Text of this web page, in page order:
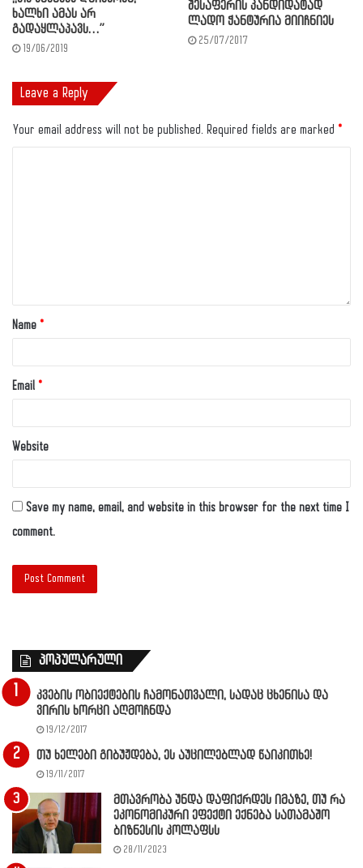
ხალხი ამას არ
გადაყლაპავს…”
19/06/2019
შესაფერის კანდიდატად
ლადო ჭანტურია მიიჩნიეს
25/07/2017
Leave a Reply
Your email address will not be published. Required fields are marked *
Name *
Email *
Website
Save my name, email, and website in this browser for the next time I
comment.
პოპულარული
კვების ობიექტების ჩამონათვალი, სადაც ცხენისა და
ვირის ხორცი აღმოჩნდა
19/12/2017
თუ ხელები გიბუჟდება, ეს აუცილებლად წაიკითხე!
19/11/2017
მთავრობა უნდა დაფიქრდეს იმაზე, თუ რა
ეკონომიკური ეფექტი ექნება სათამაშო
ბიზნესის კოლაფსს
28/11/2023